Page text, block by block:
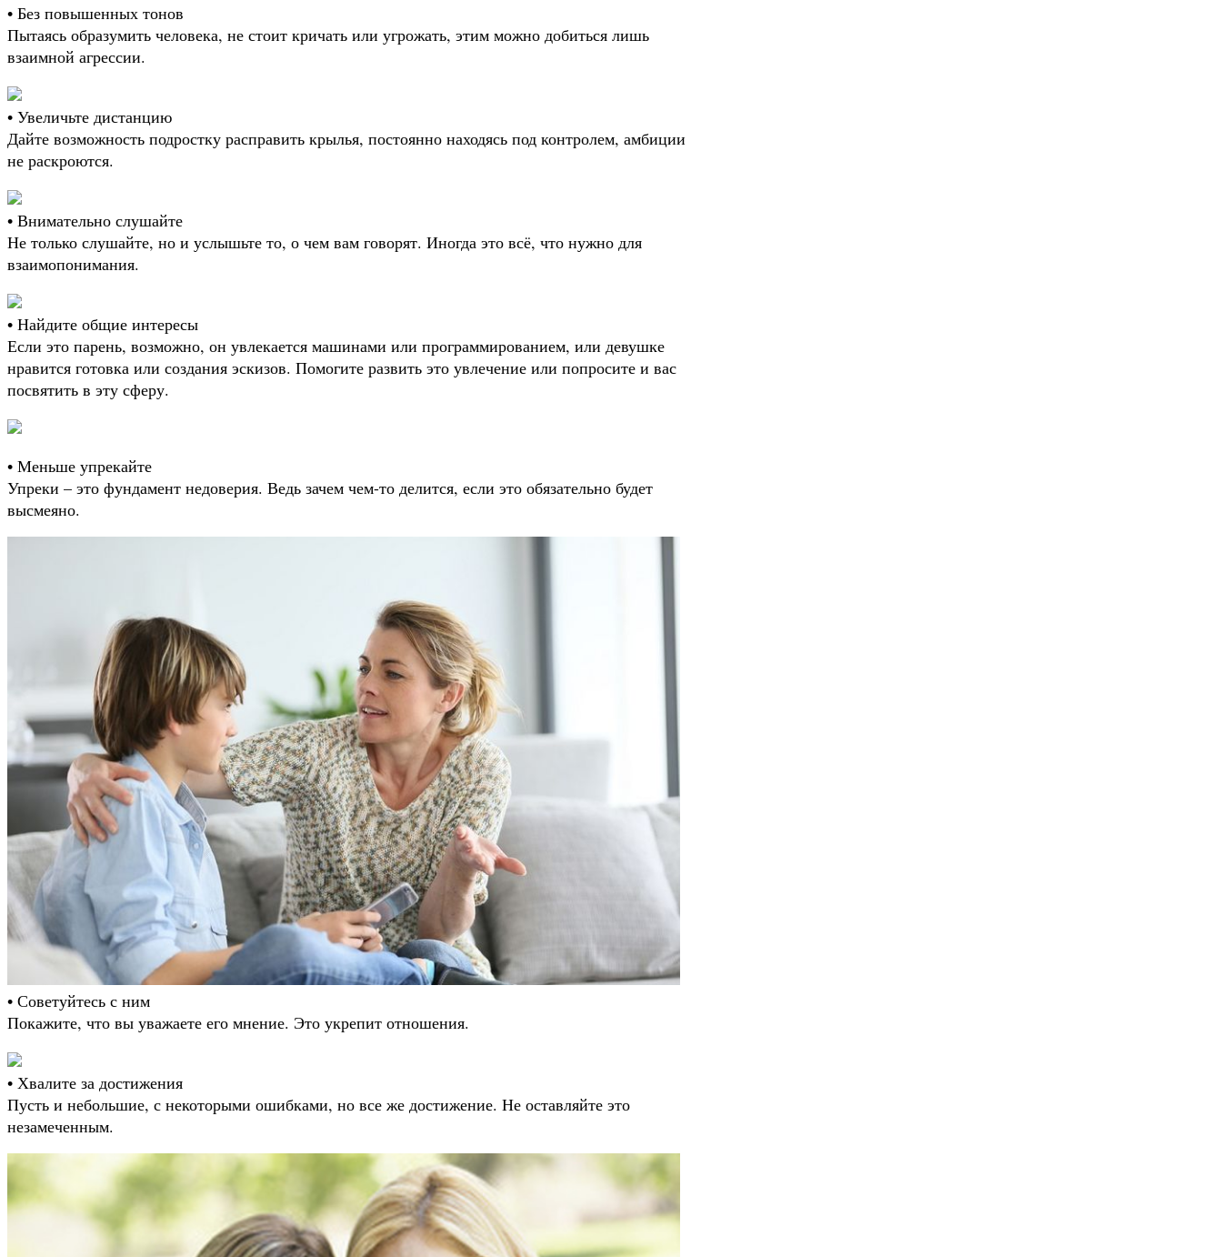
• Без повышенных тонов
Пытаясь образумить человека, не стоит кричать или угрожать, этим можно добиться лишь
взаимной агрессии.
• Увеличьте дистанцию
Дайте возможность подростку расправить крылья, постоянно находясь под контролем, амбиции
не раскроются.
• Внимательно слушайте
Не только слушайте, но и услышьте то, о чем вам говорят. Иногда это всё, что нужно для
взаимопонимания.
• Найдите общие интересы
Если это парень, возможно, он увлекается машинами или программированием, или девушке
нравится готовка или создания эскизов. Помогите развить это увлечение или попросите и вас
посвятить в эту сферу.
• Меньше упрекайте
Упреки – это фундамент недоверия. Ведь зачем чем-то делится, если это обязательно будет
высмеяно.
• Советуйтесь с ним
Покажите, что вы уважаете его мнение. Это укрепит отношения.
• Хвалите за достижения
Пусть и небольшие, с некоторыми ошибками, но все же достижение. Не оставляйте это
незамеченным.